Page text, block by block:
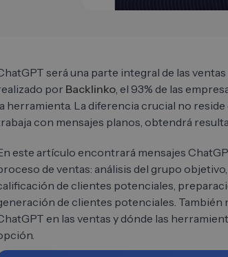
será una parte integral de las
por Backlinko, el 93% de las
herramienta. La diferencia crucial no reside
con mensajes planos, obtendrá
este artículo encontrará mensajes
de ventas: análisis del grupo
de clientes potenciales,
de clientes potenciales.
en las ventas y dónde las